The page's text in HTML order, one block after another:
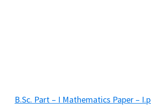
B.Sc. Part – I Mathematics Paper –